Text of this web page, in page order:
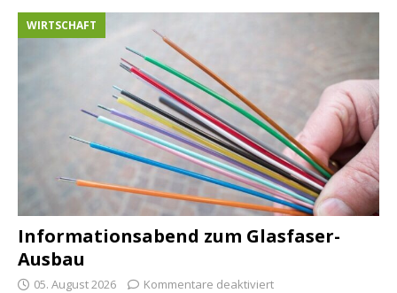
Informationsabend zum Glasfaser-
Ausbau
WIRTSCHAFT
05. August 2026 Kommentare deaktiviert